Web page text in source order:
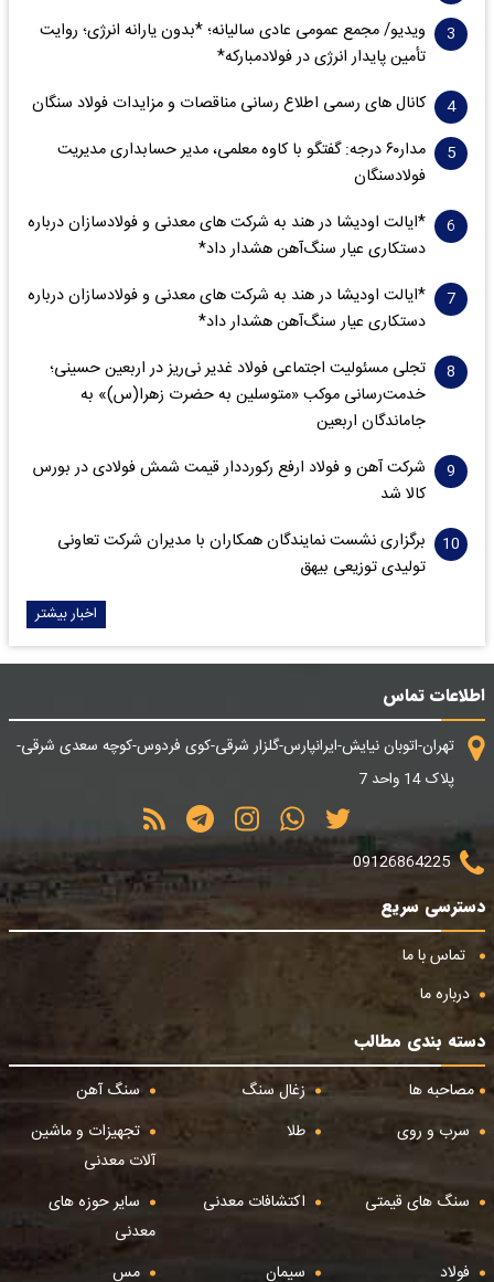
ویدیو/ مجمع عمومی عادی سالیانه؛ *بدون یارانه انرژی؛ روایت
تأمین پایدار انرژی در فولادمبارکه*
کانال های رسمی اطلاع رسانی مناقصات و مزایدات فولاد سنگان
مدار‌۶٠ درجه: گفتگو با کاوه معلمی، مدیر حسابداری مدیریت
فولادسنگان
*ایالت اودیشا در هند به شرکت های معدنی و فولادسازان درباره
دستکاری عیار سنگ‌آهن هشدار داد*
*ایالت اودیشا در هند به شرکت های معدنی و فولادسازان درباره
دستکاری عیار سنگ‌آهن هشدار داد*
تجلی مسئولیت اجتماعی فولاد غدیر نی‌ریز در اربعین حسینی؛
خدمت‌رسانی موکب «متوسلین به حضرت زهرا(س)» به
جاماندگان اربعین
شرکت آهن و فولاد ارفع رکورددار قیمت شمش فولادی در بورس
کالا شد
برگزاری نشست نمایندگان همکاران با مدیران شرکت تعاونی
تولیدی توزیعی بیهق
اخبار بیشتر
اطلاعات تماس
تهران-اتوبان نیایش-ایرانپارس-گلزار شرقی-کوی فردوس-کوچه سعدی شرقی-
پلاک 14 واحد 7
09126864225
دسترسی سریع
تماس با ما
درباره ما
دسته بندی مطالب
مصاحبه ها
زغال سنگ
سنگ آهن
سرب و روی
طلا
تجهیزات و ماشین
آلات معدنی
سنگ های قیمتی
اکتشافات معدنی
سایر حوزه های
معدنی
فولاد
سیمان مس